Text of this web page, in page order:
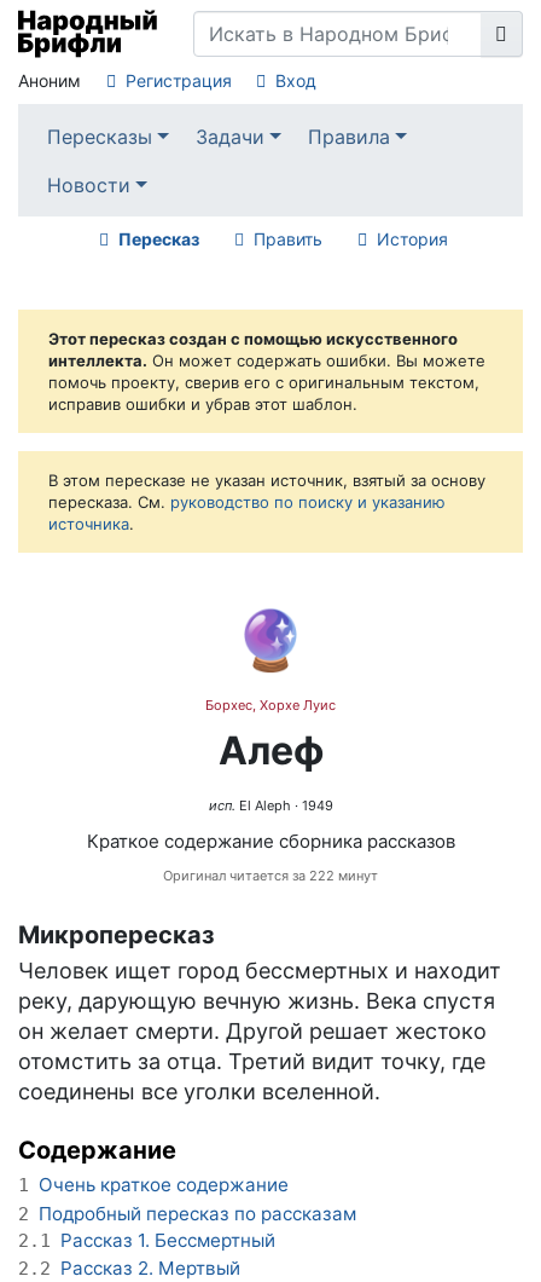
Аноним Регистрация Вход
Пересказы Задачи
Правила
Новости
Пересказ Править История
Этот пересказ создан с помощью искусственного
интеллекта. Он может содержать ошибки. Вы можете
помочь проекту, сверив его с оригинальным текстом,
исправив ошибки и убрав этот шаблон.
В этом пересказе не указан источник, взятый за основу
пересказа. См. руководство по поиску и указанию
источника.
🔮
Борхес, Хорхе Луис
Алеф
исп. El Aleph · 1949
Краткое содержание сборника рассказов
Оригинал читается за 222 минут
Микропересказ
Человек ищет город бессмертных и находит
реку, дарующую вечную жизнь. Века спустя
он желает смерти. Другой решает жестоко
отомстить за отца. Третий видит точку, где
соединены все уголки вселенной.
Содержание
1 Очень краткое содержание
2 Подробный пересказ по рассказам
2.1 Рассказ 1. Бессмертный
2.2 Рассказ 2. Мертвый